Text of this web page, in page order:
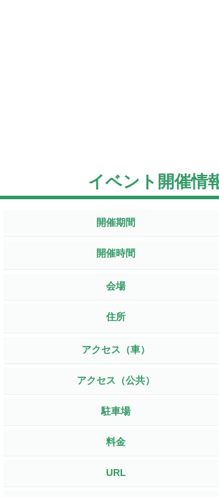
イベント開催情
開催期間
開催時間
会場
住所
アクセス（車）
アクセス（公共）
駐車場
料金
URL